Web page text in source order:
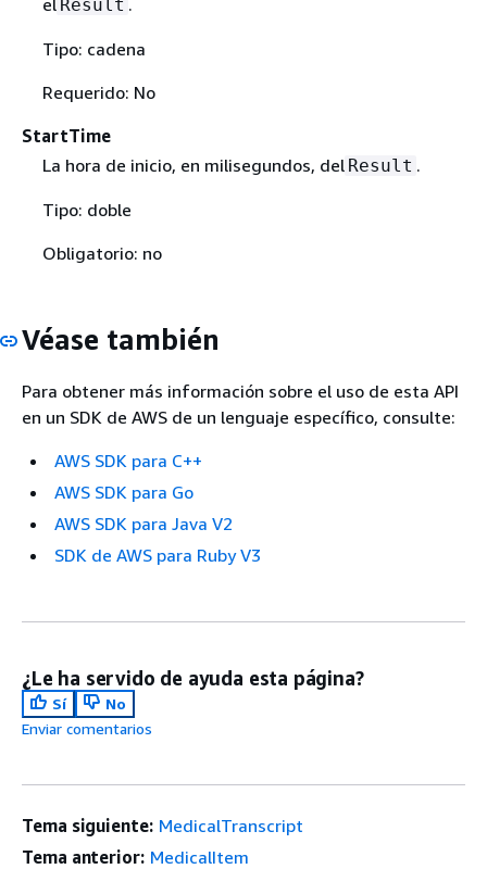
el Result .
Tipo: cadena
Requerido: No
StartTime
La hora de inicio, en milisegundos, del Result .
Tipo: doble
Obligatorio: no
Véase también
Para obtener más información sobre el uso de esta API
en un SDK de AWS de un lenguaje específico, consulte:
AWS SDK para C++
AWS SDK para Go
AWS SDK para Java V2
SDK de AWS para Ruby V3
¿Le ha servido de ayuda esta página?
Sí
No
Enviar comentarios
Tema siguiente: MedicalTranscript
Tema anterior: MedicalItem